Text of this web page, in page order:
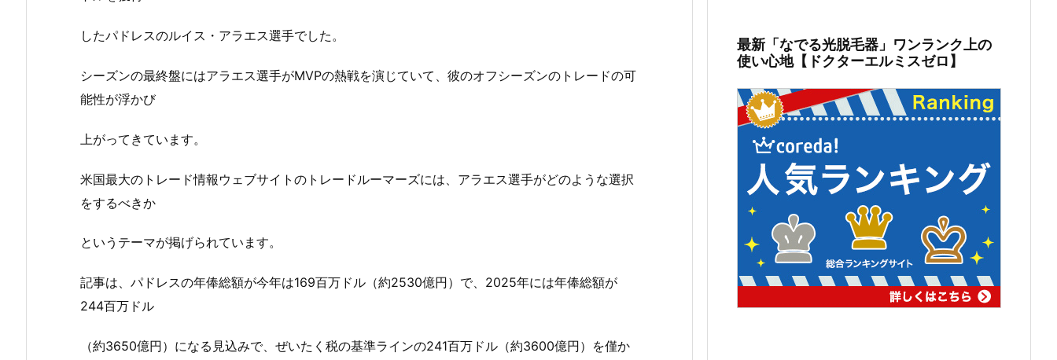
したパドレスのルイス・アラエス選手でした。
シーズンの最終盤にはアラエス選手がMVPの熱戦を演じていて、彼のオフシーズンのトレードの可
能性が浮かび
上がってきています。
米国最大のトレード情報ウェブサイトのトレードルーマーズには、アラエス選手がどのような選択
をするべきか
というテーマが掲げられています。
記事は、パドレスの年俸総額が今年は169百万ドル（約2530億円）で、2025年には年俸総額が
244百万ドル
（約3650億円）になる見込みで、ぜいたく税の基準ラインの241百万ドル（約3600億円）を僅か
最新「なでる光脱毛器」ワンランク上の
使い心地【ドクターエルミスゼロ】